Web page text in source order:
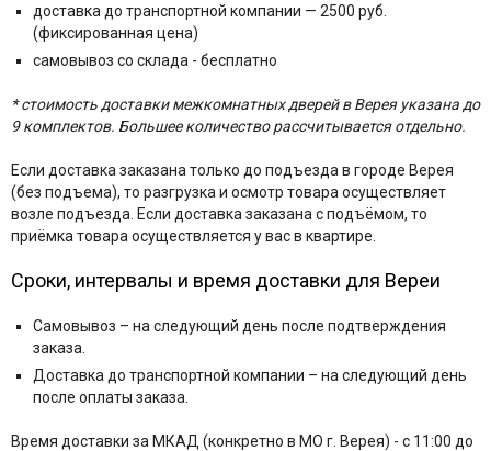
доставка до транспортной компании — 2500 руб.
(фиксированная цена)
самовывоз со склада - бесплатно
* стоимость доставки межкомнатных дверей в Верея указана до
9 комплектов. Большее количество рассчитывается отдельно.
Если доставка заказана только до подъезда в городе Верея
(без подъема), то разгрузка и осмотр товара осуществляет
возле подъезда. Если доставка заказана с подъёмом, то
приёмка товара осуществляется у вас в квартире.
Сроки, интервалы и время доставки для Вереи
Самовывоз – на следующий день после подтверждения
заказа.
Доставка до транспортной компании – на следующий день
после оплаты заказа.
Время доставки за МКАД (конкретно в МО г. Верея) - с 11:00 до